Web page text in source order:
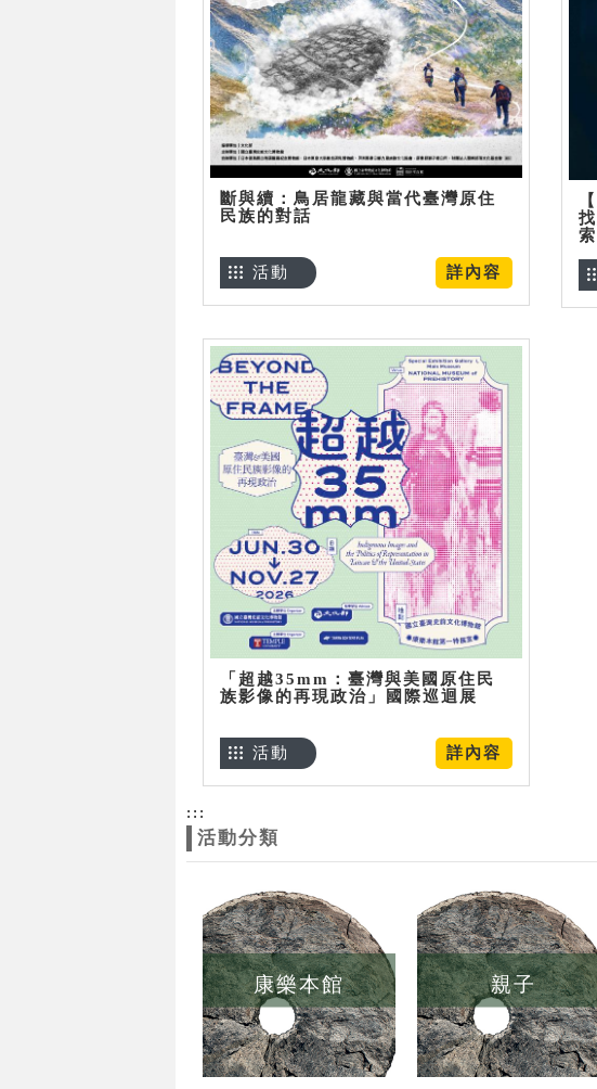
斷與續：鳥居龍藏與當代臺灣原住
民族的對話
詳內容
活動
索
「超越35mm：臺灣與美國原住民
族影像的再現政治」國際巡迴展
詳內容
活動
:::
活動分類
康樂本館 親子